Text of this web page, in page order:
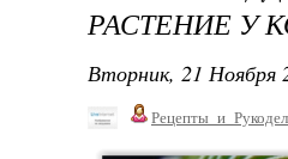
РАСТЕНИЕ У
Вторник, 21 Ноября